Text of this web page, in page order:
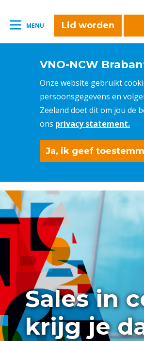
MENU Lid worden
VNO-NCW
Onze website gebruikt
persoonsgegevens en
Zeeland doet dit om jou de
ons privacy statement.
Ja, ik geef
Sales in
krijg je